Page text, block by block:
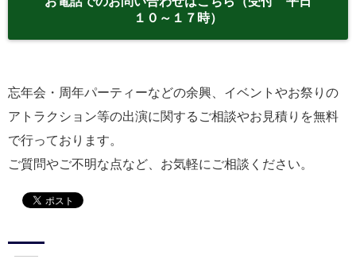
１０～１７時）
忘年会・周年パーティーなどの余興、イベントやお祭りの
アトラクション等の出演に関するご相談やお見積りを無料
で行っております。
ご質問やご不明な点など、お気軽にご相談ください。